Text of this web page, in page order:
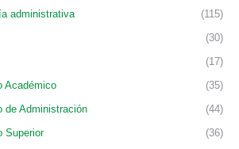
administrativa
(115)
(30)
(17)
Académico
(35)
de Administración
(44)
Superior
(36)